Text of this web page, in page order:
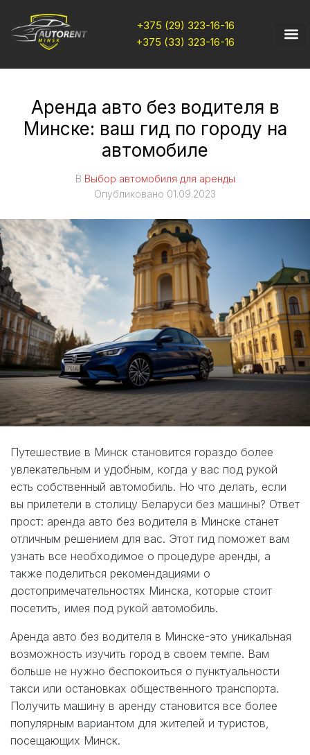
+375 (29) 323-16-16
+375 (33) 323-16-16
Аренда авто без водителя в
Минске: ваш гид по городу на
автомобиле
В Выбор автомобиля для аренды
Опубликовано 01.09.2023
Путешествие в Минск становится гораздо более
увлекательным и удобным, когда у вас под рукой
есть собственный автомобиль. Но что делать, если
вы прилетели в столицу Беларуси без машины? Ответ
прост: аренда авто без водителя в Минске станет
отличным решением для вас. Этот гид поможет вам
узнать все необходимое о процедуре аренды, а
также поделиться рекомендациями о
достопримечательностях Минска, которые стоит
посетить, имея под рукой автомобиль.
Аренда авто без водителя в Минске-это уникальная
возможность изучить город в своем темпе. Вам
больше не нужно беспокоиться о пунктуальности
такси или остановках общественного транспорта.
Получить машину в аренду становится все более
популярным вариантом для жителей и туристов,
посещающих Минск.